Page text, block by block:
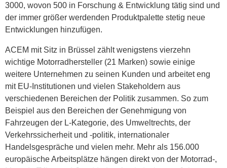
3000, wovon 500 in Forschung & Entwicklung tätig sind und
der immer größer werdenden Produktpalette stetig neue
Entwicklungen hinzufügen.
ACEM mit Sitz in Brüssel zählt wenigstens vierzehn
wichtige Motorradhersteller (21 Marken) sowie einige
weitere Unternehmen zu seinen Kunden und arbeitet eng
mit EU-Institutionen und vielen Stakeholdern aus
verschiedenen Bereichen der Politik zusammen. So zum
Beispiel aus den Bereichen der Genehmigung von
Fahrzeugen der L-Kategorie, des Umweltrechts, der
Verkehrssicherheit und -politik, internationaler
Handelsgespräche und vielen mehr. Mehr als 156.000
europäische Arbeitsplätze hängen direkt von der Motorrad-,